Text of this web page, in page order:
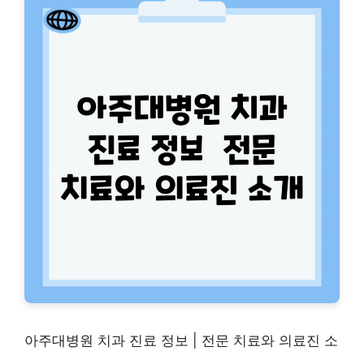
아주대병원 치과 진료 정보 | 전문 치료와 의료진 소